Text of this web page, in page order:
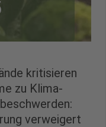
kritisieren
zu Klima-
verweigert